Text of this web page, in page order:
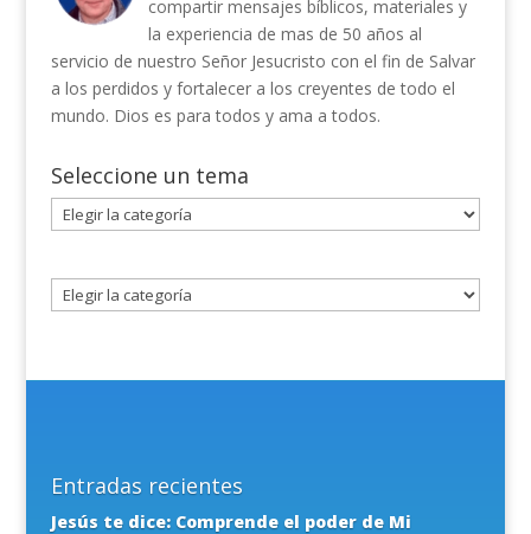
compartir mensajes bíblicos, materiales y
la experiencia de mas de 50 años al
servicio de nuestro Señor Jesucristo con el fin de Salvar
a los perdidos y fortalecer a los creyentes de todo el
mundo. Dios es para todos y ama a todos.
Seleccione un tema
Seleccione
un
Entradas recientes
Jesús te dice: Comprende el poder de Mi